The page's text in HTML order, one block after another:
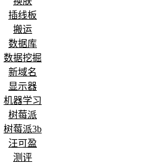
插线板
搬运
数据库
数据挖掘
新域名
显示器
机器学习
树莓派
树莓派3b
汪可盈
测评